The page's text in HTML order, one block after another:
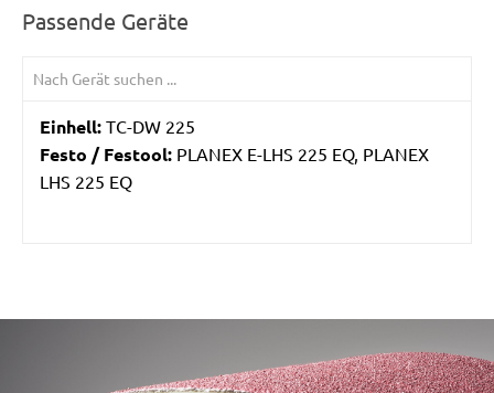
Passende Geräte
Einhell: TC-DW 225
Festo / Festool: PLANEX E-LHS 225 EQ, PLANEX
LHS 225 EQ